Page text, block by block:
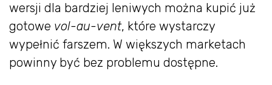
wersji dla bardziej leniwych można kupić już
gotowe vol-au-vent, które wystarczy
wypełnić farszem. W większych marketach
powinny być bez problemu dostępne.